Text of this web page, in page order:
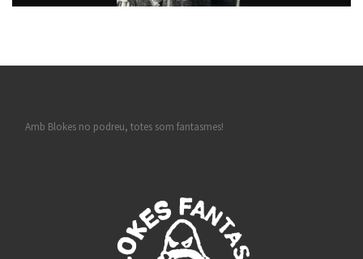
Amb Blokes no podreu, totes som fantasmes!